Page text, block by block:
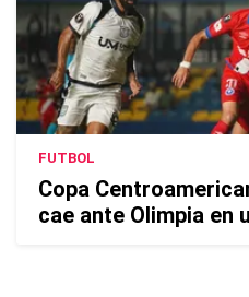
FUTBOL
Copa
cae ante Olimpia en